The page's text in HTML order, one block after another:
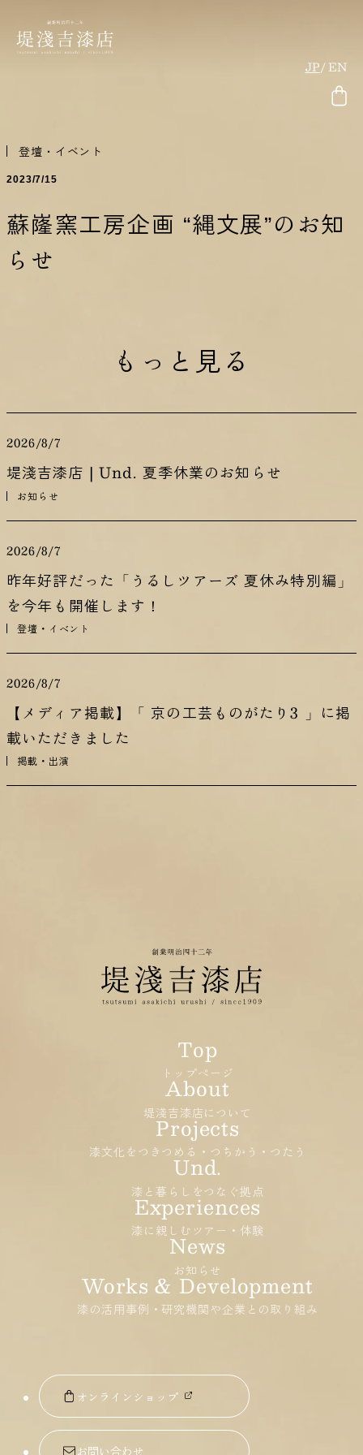
JP EN
登壇・イベント
2023/7/15
蘇嶐窯工房企画 “縄文展”のお知
らせ
もっと見る
2026/8/7
堤淺吉漆店 | Und. 夏季休業のお知らせ
お知らせ
2026/8/7
昨年好評だった「うるしツアーズ 夏休み特別編」
を今年も開催します！
登壇・イベント
2026/8/7
【メディア掲載】「 京の工芸ものがたり3 」に掲
載いただきました
掲載・出演
トップページ
堤淺吉漆店について
漆文化をつきつめる・つちかう・つたう
漆と暮らしをつなぐ拠点
漆に親しむツアー・体験
お知らせ
漆の活用事例・研究機関や企業との取り組み
オンラインショップ
お問い合わせ